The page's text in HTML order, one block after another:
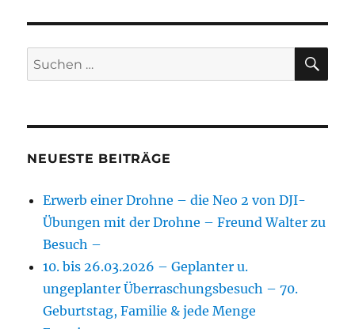
Suchen
nach:
NEUESTE BEITRÄGE
Erwerb einer Drohne – die Neo 2 von DJI-
Übungen mit der Drohne – Freund Walter zu
Besuch –
10. bis 26.03.2026 – Geplanter u.
ungeplanter Überraschungsbesuch – 70.
Geburtstag, Familie & jede Menge